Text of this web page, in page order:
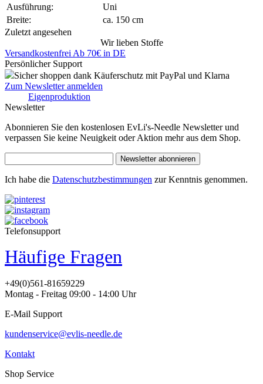
Ausführung:
Uni
Breite:
ca. 150 cm
Zuletzt angesehen
Wir lieben Stoffe
Versandkostenfrei Ab 70€ in DE
Persönlicher Support
Sicher shoppen dank Käuferschutz mit PayPal und Klarna
Zum Newsletter anmelden
Eigenproduktion
Newsletter
Abonnieren Sie den kostenlosen EvLi's-Needle Newsletter und
verpassen Sie keine Neuigkeit oder Aktion mehr aus dem Shop.
Newsletter abonnieren
Ich habe die Datenschutzbestimmungen zur Kenntnis genommen.
Telefonsupport
Häufige Fragen
+49(0)561-81659229
Montag - Freitag 09:00 - 14:00 Uhr
E-Mail Support
kundenservice@evlis-needle.de
Kontakt
Shop Service